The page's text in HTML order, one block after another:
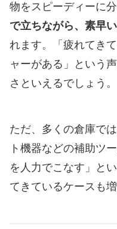
物をスピーディーに分
で立ちながら、素早
れます。「疲れてき
ャーがある」という
さといえるでしょう。
ただ、多くの倉庫で
ト機器などの補助ツ
を人力でこなす」と
てきているケースも増